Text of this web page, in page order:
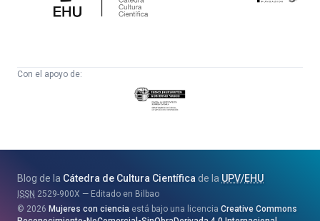
Científica
Con el apoyo de:
Eusko
Jaurlaritza
eta
Berrikuntza
Saila
Blog de la Cátedra de Cultura Científica de la UPV/EHU
ISSN 2529-900X
Editado en Bilbao
2026 Mujeres con ciencia está bajo una licencia Creative Commons